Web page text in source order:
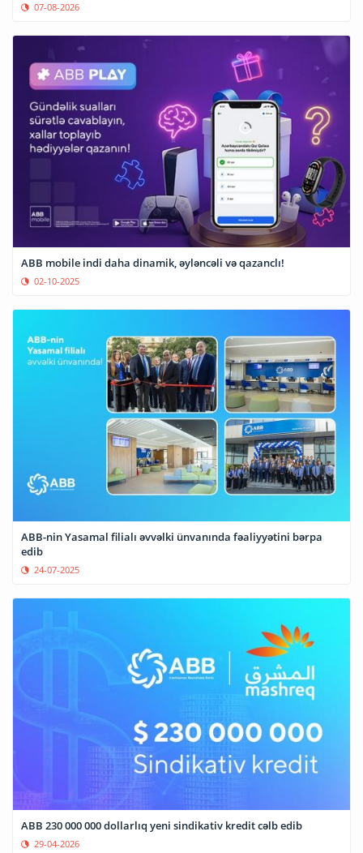
07-08-2026
ABB mobile indi daha dinamik, əyləncəli və qazanclı!
02-10-2025
ABB-nin Yasamal filialı əvvəlki ünvanında fəaliyyətini bərpa
edib
24-07-2025
ABB 230 000 000 dollarlıq yeni sindikativ kredit cəlb edib
29-04-2026